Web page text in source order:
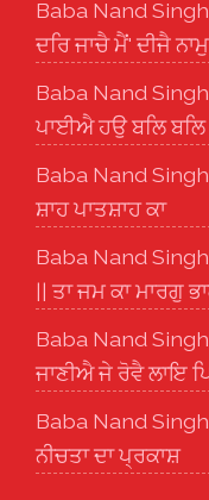
Baba Nand
ਦਰਿ ਜਾਚੈ ਮੈਂ' ਦੀਜੈ
Baba Nand
ਪਾਈਐ ਹਉ ਬਲਿ
Baba Nand
ਸ਼ਾਹ ਪਾਤਸ਼ਾਹ ਕਾ
Baba Nand
|| ਤਾ ਜਮ ਕਾ ਮਾਰਗੁ
Baba Nand Singh
ਜਾਣੀਐ ਜੇ ਰੋਵੈ ਲਾਇ
Baba Nand
ਨੀਚਤਾ ਦਾ ਪ੍ਰਕਾਸ਼